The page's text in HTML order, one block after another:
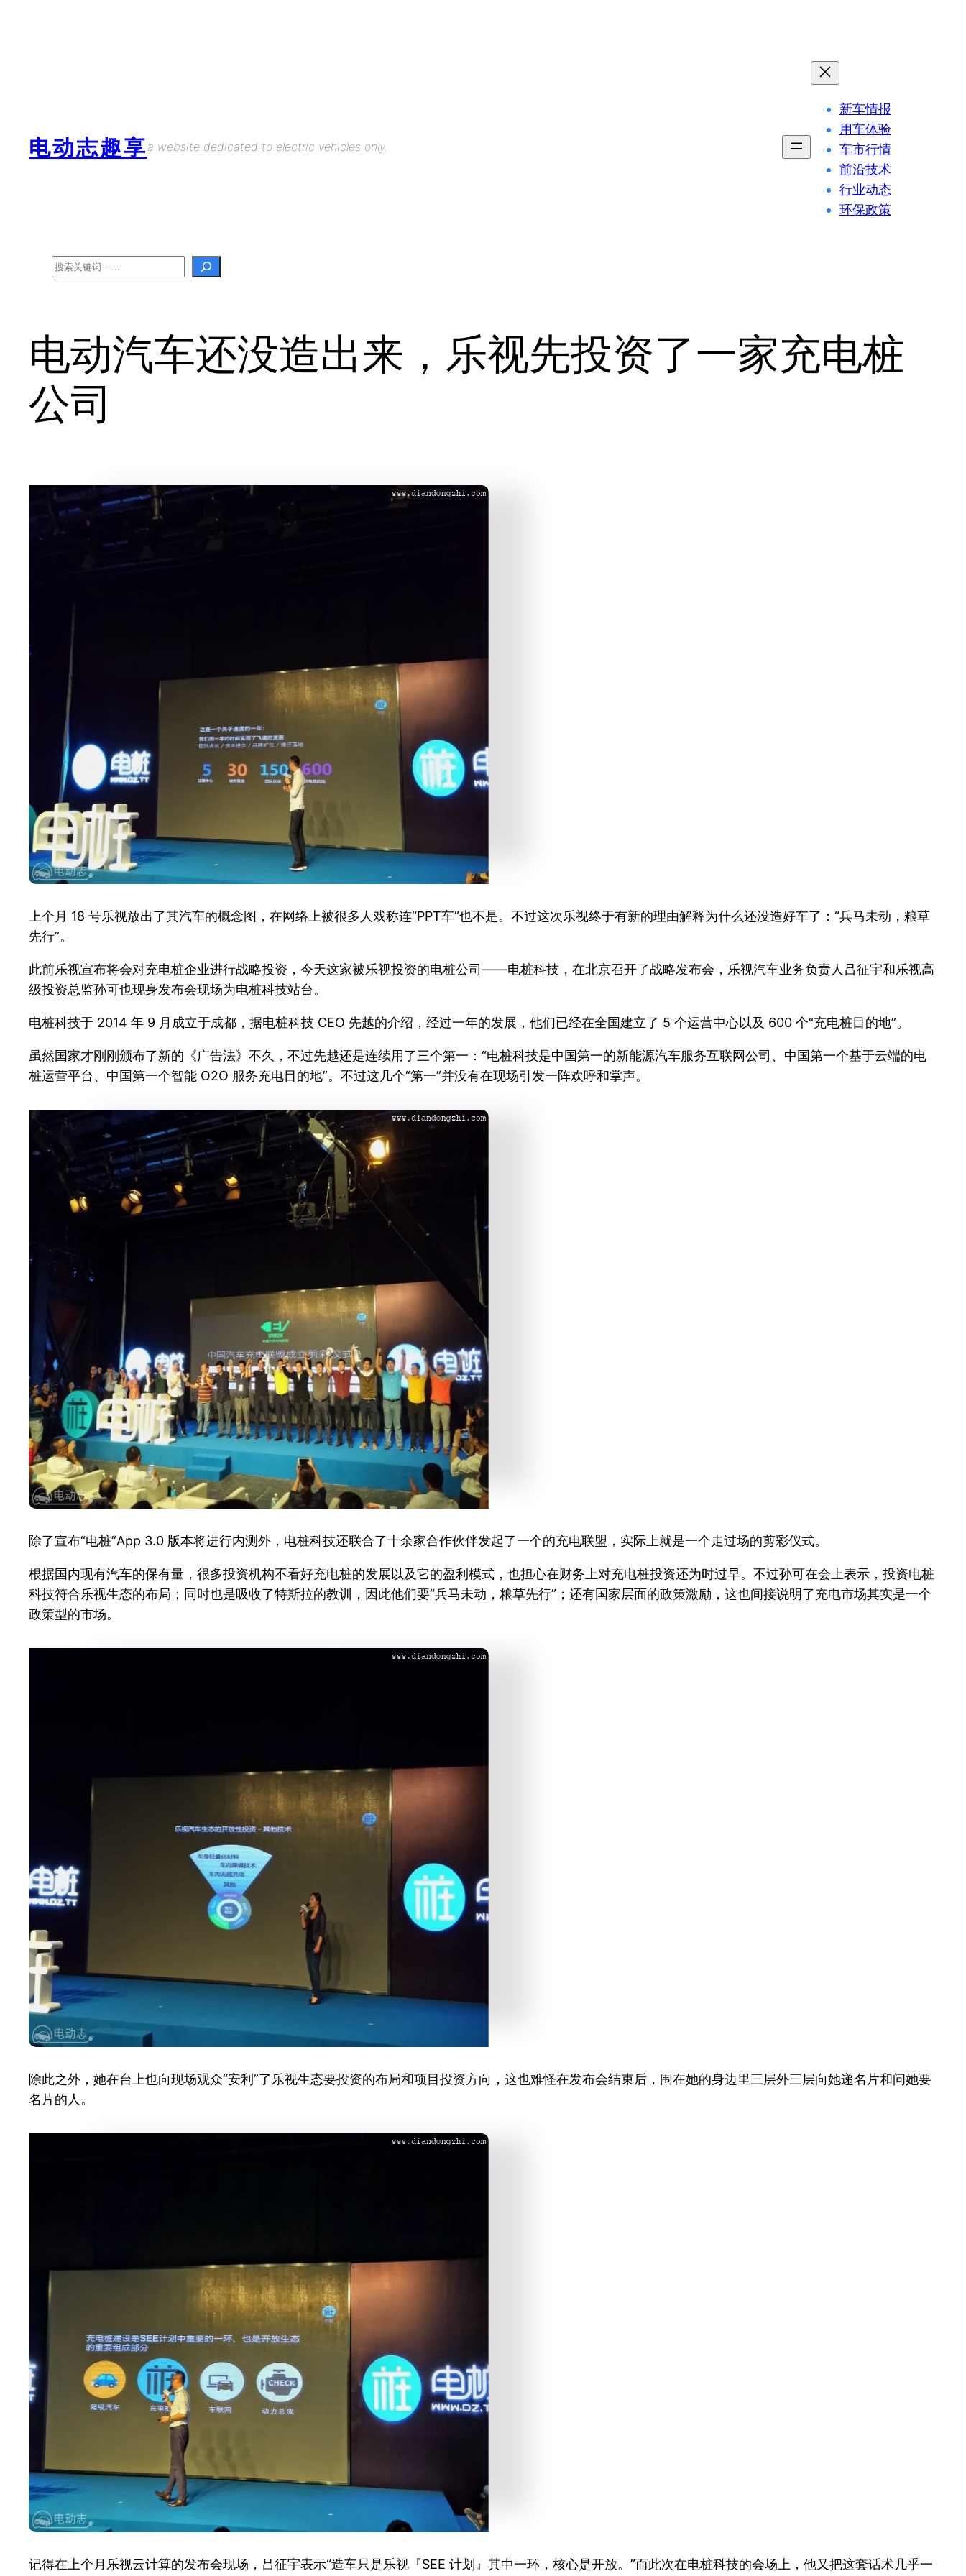
电动志趣享a website dedicated to electric vehicles only.
新车情报
用车体验
车市行情
前沿技术
行业动态
环保政策
Search
电动汽车还没造出来，乐视先投资了一家充电桩
公司
上个月 18 号乐视放出了其汽车的概念图，在网络上被很多人戏称连“PPT车”也不是。不过这次乐视终于有新的理由解释为什么还没造好车了：“兵马未动，粮草
先行”。
此前乐视宣布将会对充电桩企业进行战略投资，今天这家被乐视投资的电桩公司——电桩科技，在北京召开了战略发布会，乐视汽车业务负责人吕征宇和乐视高
级投资总监孙可也现身发布会现场为电桩科技站台。
电桩科技于 2014 年 9 月成立于成都，据电桩科技 CEO 先越的介绍，经过一年的发展，他们已经在全国建立了 5 个运营中心以及 600 个“充电桩目的地”。
虽然国家才刚刚颁布了新的《广告法》不久，不过先越还是连续用了三个第一：“电桩科技是中国第一的新能源汽车服务互联网公司、中国第一个基于云端的电
桩运营平台、中国第一个智能 O2O 服务充电目的地”。不过这几个“第一”并没有在现场引发一阵欢呼和掌声。
除了宣布“电桩”App 3.0 版本将进行内测外，电桩科技还联合了十余家合作伙伴发起了一个的充电联盟，实际上就是一个走过场的剪彩仪式。
根据国内现有汽车的保有量，很多投资机构不看好充电桩的发展以及它的盈利模式，也担心在财务上对充电桩投资还为时过早。不过孙可在会上表示，投资电桩
科技符合乐视生态的布局；同时也是吸收了特斯拉的教训，因此他们要“兵马未动，粮草先行”；还有国家层面的政策激励，这也间接说明了充电市场其实是一个
政策型的市场。
除此之外，她在台上也向现场观众“安利”了乐视生态要投资的布局和项目投资方向，这也难怪在发布会结束后，围在她的身边里三层外三层向她递名片和问她要
名片的人。
记得在上个月乐视云计算的发布会现场，吕征宇表示“造车只是乐视『SEE 计划』其中一环，核心是开放。”而此次在电桩科技的会场上，他又把这套话术几乎一